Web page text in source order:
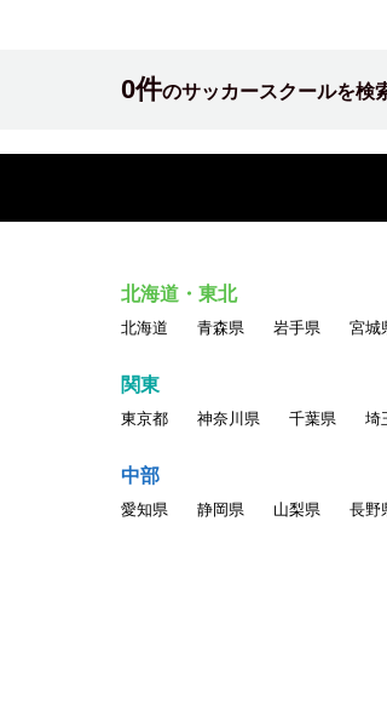
0件のサッカースクールを検
北海道・東北
北海道 青森県 岩手県 宮城
関東
東京都 神奈川県 千葉県 埼
中部
愛知県 静岡県 山梨県 長野